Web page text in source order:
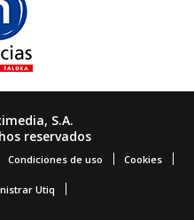
S.A.
reservados
Condiciones de uso Cookies
Utiq